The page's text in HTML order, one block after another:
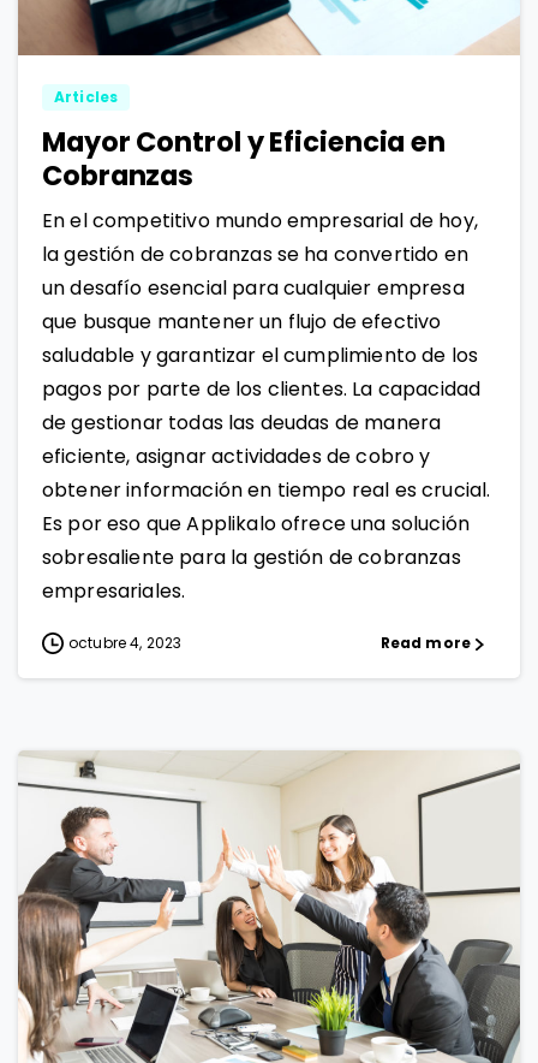
Articles
Mayor Control y Eficiencia en
Cobranzas
En el competitivo mundo empresarial de hoy,
la gestión de cobranzas se ha convertido en
un desafío esencial para cualquier empresa
que busque mantener un flujo de efectivo
saludable y garantizar el cumplimiento de los
pagos por parte de los clientes. La capacidad
de gestionar todas las deudas de manera
eficiente, asignar actividades de cobro y
obtener información en tiempo real es crucial.
Es por eso que Applikalo ofrece una solución
sobresaliente para la gestión de cobranzas
empresariales.
octubre 4, 2023 Read more
0 1